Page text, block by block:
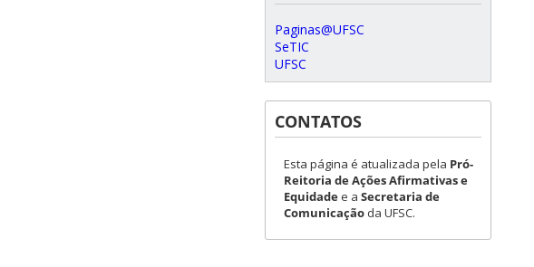
Paginas@UFSC
SeTIC
UFSC
CONTATOS
Esta página é atualizada pela Pró-
Reitoria de Ações Afirmativas e
Equidadee a Secretaria de
Comunicação da UFSC.